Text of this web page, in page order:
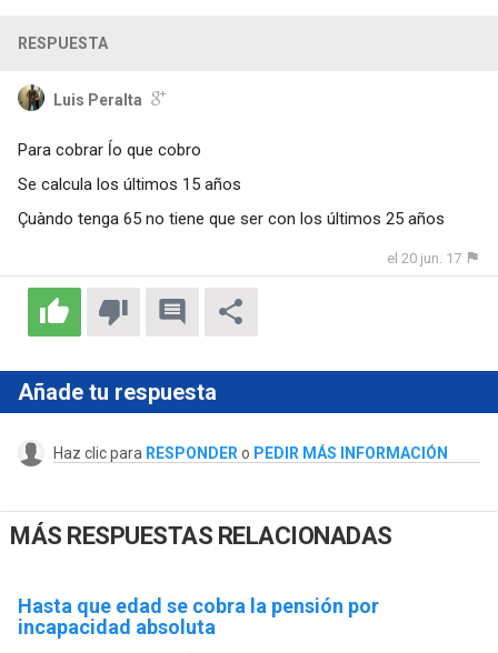
RESPUESTA
Luis Peralta
Para cobrar ĺo que cobro
Se calcula los últimos 15 años
Çuàndo tenga 65 no tiene que ser con los últimos 25 años
el 20 jun. 17
Añade tu respuesta
Haz clic para RESPONDER o PEDIR MÁS INFORMACIÓN
MÁS RESPUESTAS RELACIONADAS
Hasta que edad se cobra la pensión por
incapacidad absoluta